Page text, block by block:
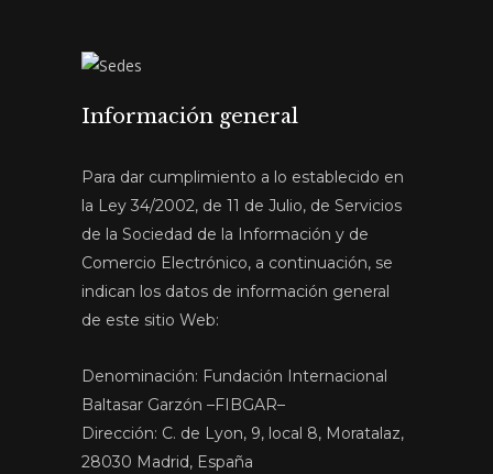
Información general
Para dar cumplimiento a lo establecido en
la Ley 34/2002, de 11 de Julio, de Servicios
de la Sociedad de la Información y de
Comercio Electrónico, a continuación, se
indican los datos de información general
de este sitio Web:
Denominación: Fundación Internacional
Baltasar Garzón –FIBGAR–
Dirección: C. de Lyon, 9, local 8, Moratalaz,
28030 Madrid, España